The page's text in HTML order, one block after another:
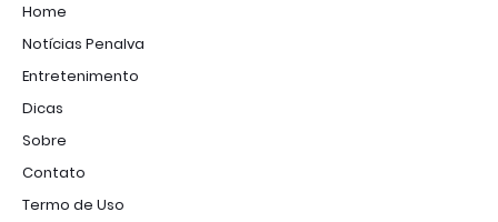
Home
Notícias Penalva
Entretenimento
Dicas
Sobre
Contato
Termo de Uso